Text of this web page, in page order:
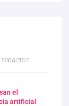
redactor
el
artificial